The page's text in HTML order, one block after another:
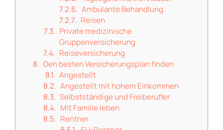
Ambulante Behandlung
Reisen
Private medizinische
Gruppenversicherung
Reiseversicherung
Den besten Versicherungsplan finden
Angestellt
Angestellt mit hohem Einkommen
Selbstständige und Freiberufler
Mit Familie leben
Rentner